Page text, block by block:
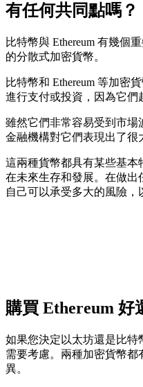
有任何共同點嗎？
比特幣與 Ethereum 有幾個
的分散式加密貨幣。
比特幣和 Ethereum 等加密
進行支付或投資，因為它們
雖然它們非常容易受到市場
金融機構對它們表現出了很
這兩種貨幣都具有某些基
在未來生存和發展。在做出
自己可以承受多大的風險，
購買 Ethereum 好
如果您決定以太坊還是比
需要考慮。兩種加密貨幣
異。